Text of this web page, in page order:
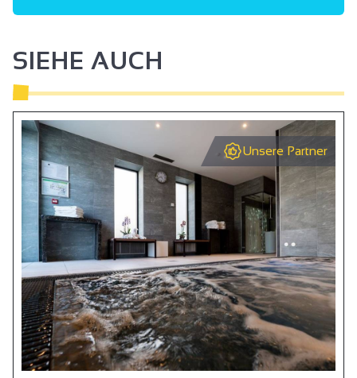
Doppelfenster
Kostenloser privater Internetzugang
Kabel/Satellit
Fernsehen
WIFI-Zugang
Dusche
1 Bad (privat)
Separate Toiletten
Nicht rollstuhlgeeignet
Klimaanlage
SIEHE AUCH
Unsere Partner